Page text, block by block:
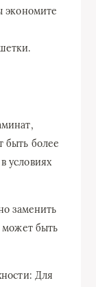
экономите
быть более
условиях
заменить
может быть
Для